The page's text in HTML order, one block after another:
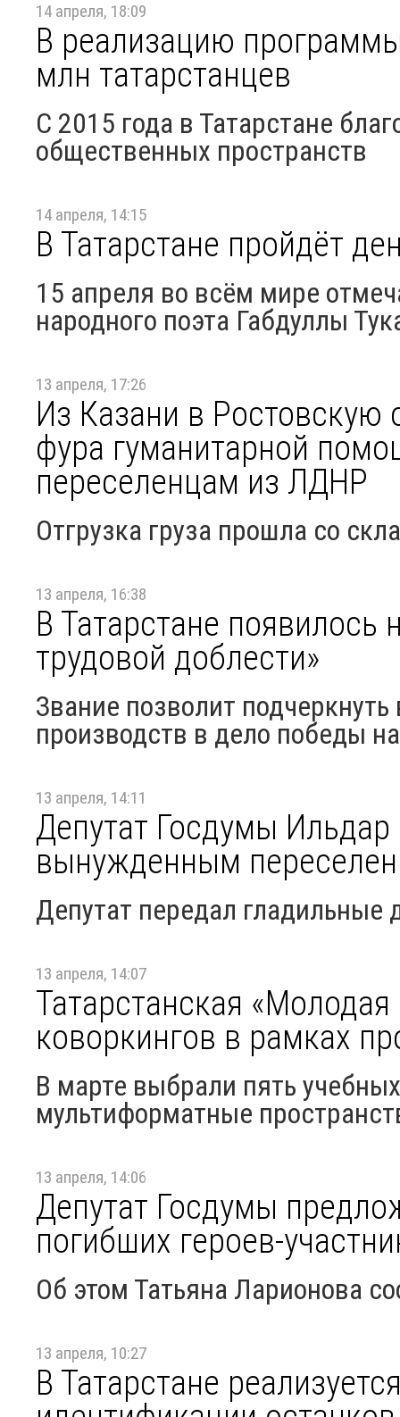
14 апреля, 18:09
В реализацию
млн татарстанцев
С 2015 года в Татарстане
общественных пространств
14 апреля, 14:15
В Татарстане пройдёт
15 апреля во всём мире
народного поэта Габдуллы
13 апреля, 17:26
Из Казани в Ростовскую
фура гуманитарной
переселенцам из ЛДНР
Отгрузка груза прошла со
13 апреля, 16:38
В Татарстане появилось
трудовой доблести»
Звание позволит
производств в дело победы
13 апреля, 14:11
Депутат Госдумы
вынужденным
Депутат передал гладильные
13 апреля, 14:07
Татарстанская
коворкингов в рамках
В марте выбрали пять
мультиформатные
13 апреля, 14:06
Депутат Госдумы
погибших героев-
Об этом Татьяна Ларионова
13 апреля, 10:27
В Татарстане